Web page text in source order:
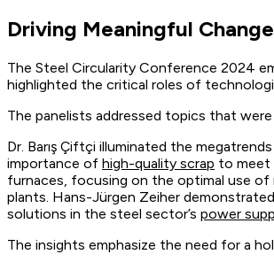
Driving Meaningful Change
The Steel Circularity Conference 2024
highlighted the critical roles of
The panelists addressed topics that
Dr. Barış Çiftçi illuminated the
importance of high-quality scrap to meet
furnaces, focusing on the optimal use of
plants. Hans-Jürgen Zeiher
solutions in the steel sector’s power
The insights emphasize the need for a